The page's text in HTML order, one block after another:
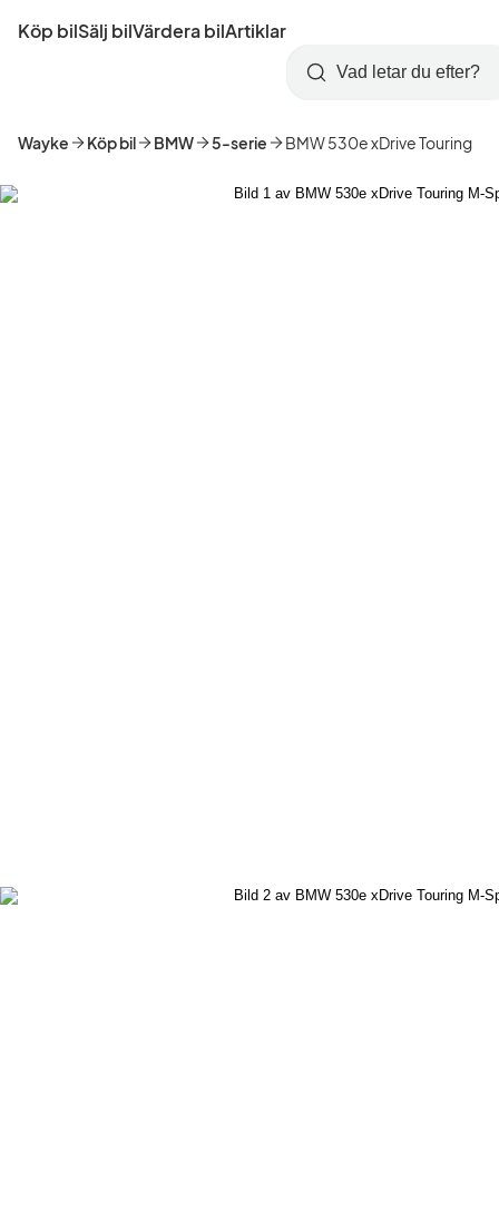
till
Startsida
Köp bilSälj bilVärdera bilArtiklar
Skapa
konto
Logga
in
Sök
Wayke Köp bil BMW 5-serie BMW 530e xDrive Touring